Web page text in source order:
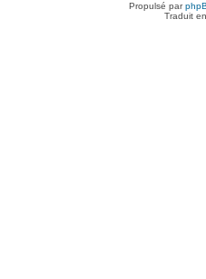
Propulsé par
Traduit